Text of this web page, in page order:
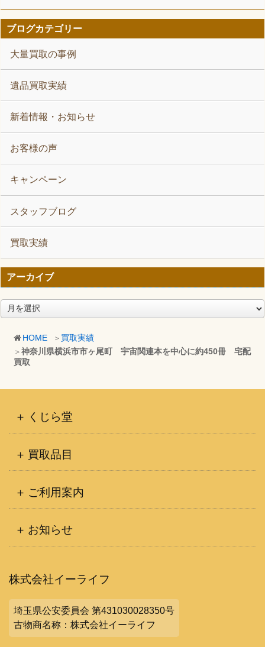
HOME
買取実績
神奈川県横浜市市ヶ尾町 宇宙関連本を中心に約450冊 宅配
買取
ブログカテゴリー
大量買取の事例
遺品買取実績
新着情報・お知らせ
お客様の声
キャンペーン
スタッフブログ
買取実績
アーカイブ
ア
ー
くじら堂
買取品目
ご利用案内
お知らせ
株式会社イーライフ
埼玉県公安委員会 第431030028350号
古物商名称：株式会社イーライフ